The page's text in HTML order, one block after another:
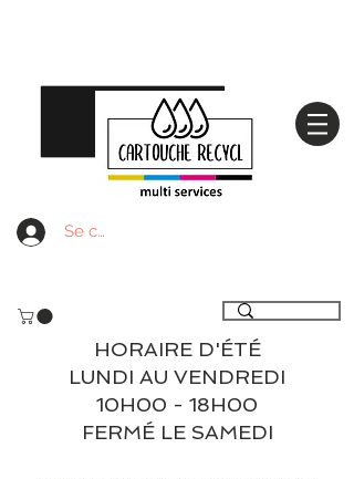
Se connecter
HORAIRE D'ÉTÉ
LUNDI AU VENDREDI
10H00 - 18H00
FERMÉ LE SAMEDI